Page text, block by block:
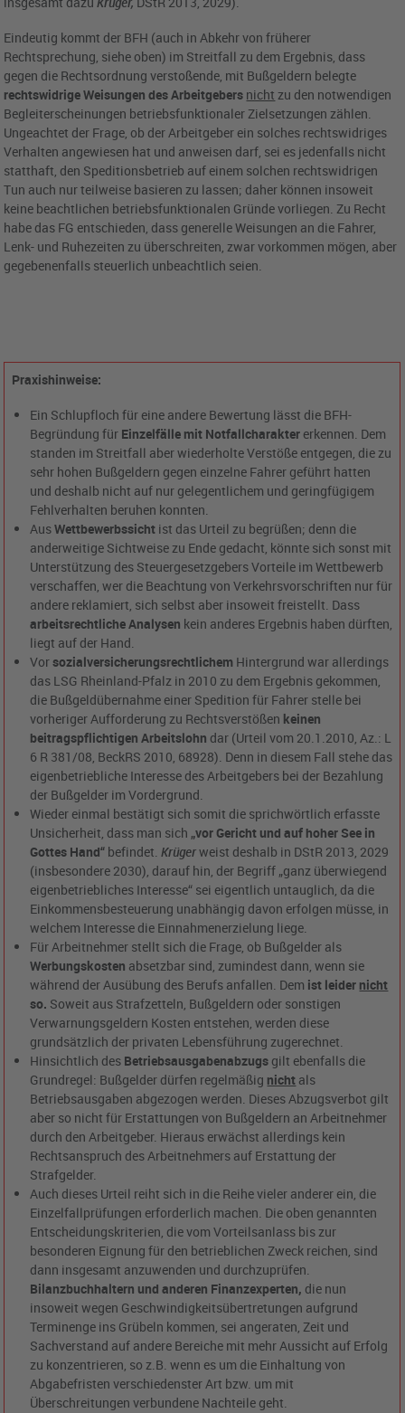
Eindeutig kommt der BFH (auch in Abkehr von früherer
Rechtsprechung, siehe oben) im Streitfall zu dem Ergebnis, dass
gegen die Rechtsordnung verstoßende, mit Bußgeldern belegte
rechtswidrige Weisungen des Arbeitgebers nicht zu den notwendigen
Begleiterscheinungen betriebsfunktionaler Zielsetzungen zählen.
Ungeachtet der Frage, ob der Arbeitgeber ein solches rechtswidriges
Verhalten angewiesen hat und anweisen darf, sei es jedenfalls nicht
statthaft, den Speditionsbetrieb auf einem solchen rechtswidrigen
Tun auch nur teilweise basieren zu lassen; daher können insoweit
keine beachtlichen betriebsfunktionalen Gründe vorliegen. Zu Recht
habe das FG entschieden, dass generelle Weisungen an die Fahrer,
Lenk- und Ruhezeiten zu überschreiten, zwar vorkommen mögen, aber
gegebenenfalls steuerlich unbeachtlich seien.
Praxishinweise:
Ein Schlupfloch für eine andere Bewertung lässt die BFH-
Begründung für Einzelfälle mit Notfallcharakter erkennen. Dem
standen im Streitfall aber wiederholte Verstöße entgegen, die zu
sehr hohen Bußgeldern gegen einzelne Fahrer geführt hatten
und deshalb nicht auf nur gelegentlichem und geringfügigem
Fehlverhalten beruhen konnten.
AusWettbewerbssicht ist das Urteil zu begrüßen; denn die
anderweitige Sichtweise zu Ende gedacht, könnte sich sonst mit
Unterstützung des Steuergesetzgebers Vorteile im Wettbewerb
verschaffen, wer die Beachtung von Verkehrsvorschriften nur für
andere reklamiert, sich selbst aber insoweit freistellt. Dass
arbeitsrechtliche Analysen kein anderes Ergebnis haben dürften,
liegt auf der Hand.
Vorsozialversicherungsrechtlichem Hintergrund war allerdings
das LSG Rheinland-Pfalz in 2010 zu dem Ergebnis gekommen,
die Bußgeldübernahme einer Spedition für Fahrer stelle bei
vorheriger Aufforderung zu Rechtsverstößen keinen
beitragspflichtigen Arbeitslohn dar (Urteil vom 20.1.2010, Az.: L
6 R 381/08, BeckRS 2010, 68928). Denn in diesem Fall stehe das
eigenbetriebliche Interesse des Arbeitgebers bei der Bezahlung
der Bußgelder im Vordergrund.
Wieder einmal bestätigt sich somit die sprichwörtlich erfasste
Unsicherheit, dass man sich „vor Gericht und auf hoher See in
Gottes Hand“ befindet.Krügerweist deshalb in DStR 2013, 2029
(insbesondere 2030), darauf hin, der Begriff „ganz überwiegend
eigenbetriebliches Interesse“ sei eigentlich untauglich, da die
Einkommensbesteuerung unabhängig davon erfolgen müsse, in
welchem Interesse die Einnahmenerzielung liege.
Für Arbeitnehmer stellt sich die Frage, ob Bußgelder als
Werbungskosten absetzbar sind, zumindest dann, wenn sie
während der Ausübung des Berufs anfallen. Dem ist leider nicht
so. Soweit aus Strafzetteln, Bußgeldern oder sonstigen
Verwarnungsgeldern Kosten entstehen, werden diese
grundsätzlich der privaten Lebensführung zugerechnet.
Hinsichtlich des Betriebsausgabenabzugs gilt ebenfalls die
Grundregel: Bußgelder dürfen regelmäßig nicht als
Betriebsausgaben abgezogen werden. Dieses Abzugsverbot gilt
aber so nicht für Erstattungen von Bußgeldern an Arbeitnehmer
durch den Arbeitgeber. Hieraus erwächst allerdings kein
Rechtsanspruch des Arbeitnehmers auf Erstattung der
Strafgelder.
Auch dieses Urteil reiht sich in die Reihe vieler anderer ein, die
Einzelfallprüfungen erforderlich machen. Die oben genannten
Entscheidungskriterien, die vom Vorteilsanlass bis zur
besonderen Eignung für den betrieblichen Zweck reichen, sind
dann insgesamt anzuwenden und durchzuprüfen.
Bilanzbuchhaltern und anderen Finanzexperten, die nun
insoweit wegen Geschwindigkeitsübertretungen aufgrund
Terminenge ins Grübeln kommen, sei angeraten, Zeit und
Sachverstand auf andere Bereiche mit mehr Aussicht auf Erfolg
zu konzentrieren, so z.B. wenn es um die Einhaltung von
Abgabefristen verschiedenster Art bzw. um mit
Überschreitungen verbundene Nachteile geht.